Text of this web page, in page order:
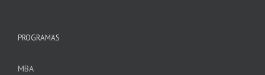
PROGRAMAS
MBA